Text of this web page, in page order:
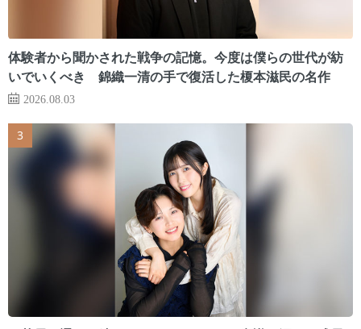
体験者から聞かされた戦争の記憶。今度は僕らの世代が紡
いでいくべき 錦織一清の手で復活した榎本滋民の名作
2026.08.03